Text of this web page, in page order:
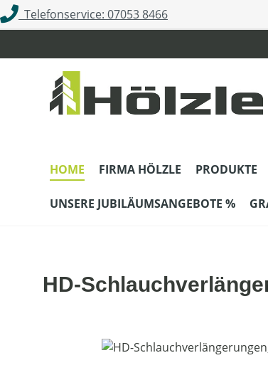
Hauptinhalt springen
Zur Suche springen
Zur Hauptnavigation springen
Telefonservice: 07053 8466
HOME FIRMA HÖLZLE PRODUKTE
UNSERE JUBILÄUMSANGEBOTE %
HD-
Bildergalerie überspringen